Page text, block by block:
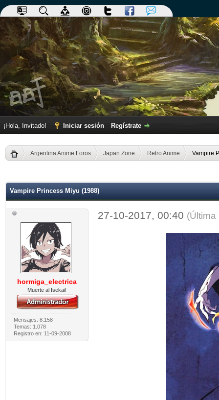
¡Hola, Invitado! Iniciar sesión Regístrate
Argentina Anime Foros Japan Zone Retro Anime Vampire
Vampire Princess Miyu (1988)
hormiga_electrica
Muerte al Isekai!
Mensajes: 8.158
Temas: 1.078
Registro en: 11-09-2008
27-10-2017, 00:40